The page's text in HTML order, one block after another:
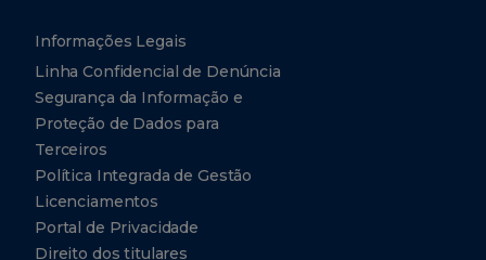
Informações Legais
Linha Confidencial de Denúncia
Segurança da Informação e
Proteção de Dados para
Terceiros
Política Integrada de Gestão
Licenciamentos
Portal de Privacidade
Direito dos titulares